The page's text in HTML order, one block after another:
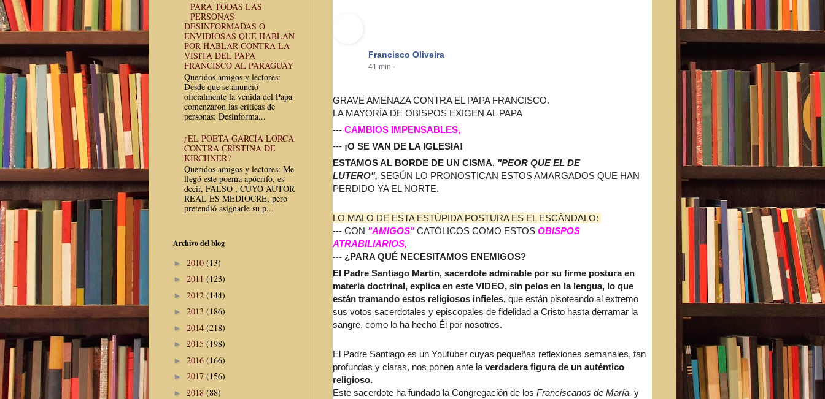
Francisco Oliveira
41 min ·
GRAVE AMENAZA CONTRA EL PAPA FRANCISCO.
LA MAYORÍA DE OBISPOS EXIGEN AL PAPA
--- CAMBIOS IMPENSABLES,
--- ¡O SE VAN DE LA IGLESIA!
ESTAMOS AL BORDE DE UN CISMA, "PEOR QUE EL DE
LUTERO", SEGÚN LO PRONOSTICAN ESTOS AMARGADOS QUE HAN
PERDIDO YA EL NORTE.
LO MALO DE ESTA ESTÚPIDA POSTURA ES EL ESCÁNDALO:
--- CON "AMIGOS"CATÓLICOS COMO ESTOS OBISPOS
ATRABILIARIOS,
--- ¿PARA QUÉ NECESITAMOS ENEMIGOS?
El Padre Santiago Martin, sacerdote admirable por su firme postura en
materia doctrinal, explica en este VIDEO, sin pelos en la lengua, lo que
están tramando estos religiosos infieles, que están pisoteando al extremo
sus votos sacerdotales y episcopales de fidelidad a Cristo hasta derramar la
sangre, como lo ha hecho Él por nosotros.
El Padre Santiago es un Youtuber cuyas pequeñas reflexiones semanales, tan
profundas y claras, nos ponen ante la verdadera figura de un auténtico
religioso.
Este sacerdote ha fundado la Congregación de los Franciscanos de María, y
PARA TODAS LAS
PERSONAS
DESINFORMADAS O
ENVIDIOSAS QUE HABLAN
POR HABLAR CONTRA LA
VISITA DEL PAPA
FRANCISCO AL PARAGUAY
Queridos amigos y lectores:
Desde que se anunció
oficialmente la venida del Papa
comenzaron las críticas de
personas: Desinforma...
¿EL POETA GARCÍA LORCA
CONTRA CRISTINA DE
KIRCHNER?
Queridos amigos y lectores: Me
llegó este poema apócrifo, es
decir, FALSO , CUYO AUTOR
REAL ES MEDIOCRE, pero
pretendió asignarle su p...
Archivo del blog
► 2010 (13)
► 2011 (123)
► 2012 (144)
► 2013 (186)
► 2014 (218)
► 2015 (198)
► 2016 (166)
► 2017 (156)
► 2018 (88)